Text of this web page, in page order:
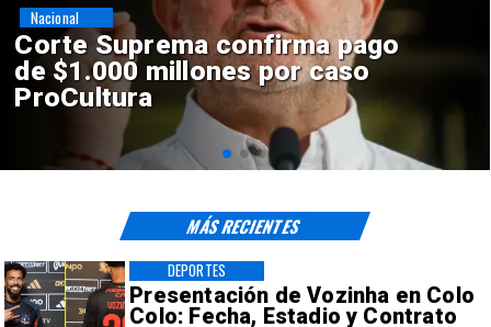
Codelco suspende
construcción de Andes Norte
en El Teniente por riesgos
sísmicos
Nacional
Presentación de Vozinha en Colo
Colo: Fecha, Estadio y Contrato
DEPORTES
MÁS RECIENTES